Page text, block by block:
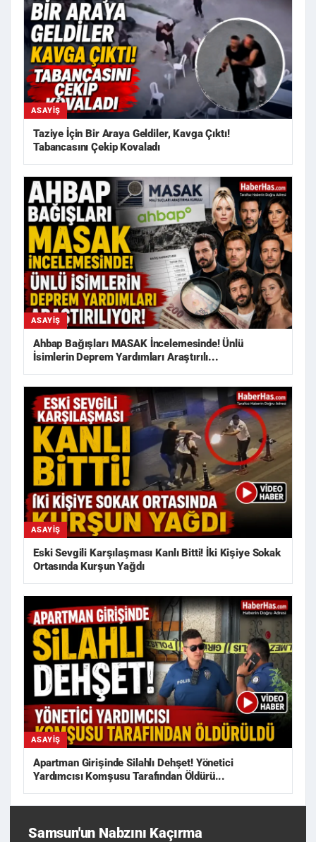
ASAYIŞ
Taziye İçin Bir Araya Geldiler, Kavga Çıktı!
Tabancasını Çekip Kovaladı
ASAYIŞ
Ahbap Bağışları MASAK İncelemesinde! Ünlü
İsimlerin Deprem Yardımları Araştırılı...
ASAYIŞ
Eski Sevgili Karşılaşması Kanlı Bitti! İki Kişiye Sokak
Ortasında Kurşun Yağdı
ASAYIŞ
Apartman Girişinde Silahlı Dehşet! Yönetici
Yardımcısı Komşusu Tarafından Öldürü...
Samsun'un Nabzını Kaçırma